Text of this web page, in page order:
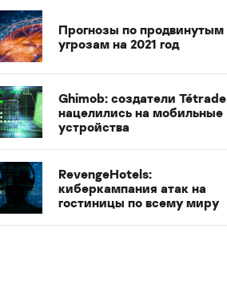
Прогнозы по продвинутым
угрозам на 2021 год
Ghimob: создатели Tétrade
нацелились на мобильные
устройства
RevengeHotels:
киберкампания атак на
гостиницы по всему миру